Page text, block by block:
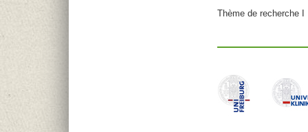
Thème de